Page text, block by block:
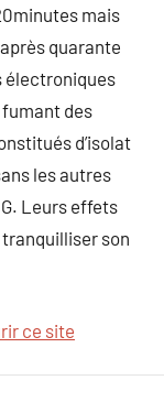
mais
quarante
électroniques
des
d’isolat
les autres
Leurs effets
son
ce site